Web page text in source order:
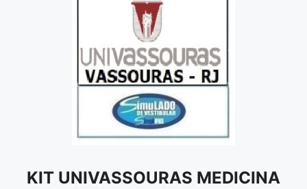
KIT UNIVASSOURAS MEDICINA